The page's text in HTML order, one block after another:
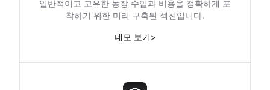
일반적이고 고유한 농장 수입과 비용을 정확하게 포
착하기 위한 미리 구축된 섹션입니다.
데모 보기>